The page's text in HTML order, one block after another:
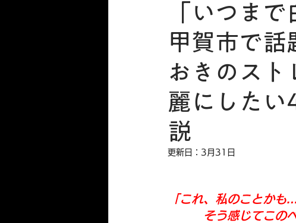
「いつま
甲賀市で話
おきのスト
麗にした
説
更新日： 3月31日
「これ、私のことかも…
そう感じてこのペ